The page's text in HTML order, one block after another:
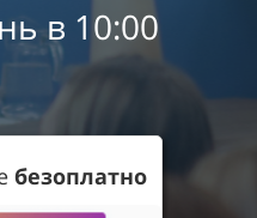
в 10:00
безоплатно